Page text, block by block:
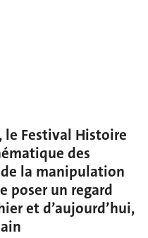
le Festival Histoire
des
la manipulation
poser un regard
et d’aujourd’hui,